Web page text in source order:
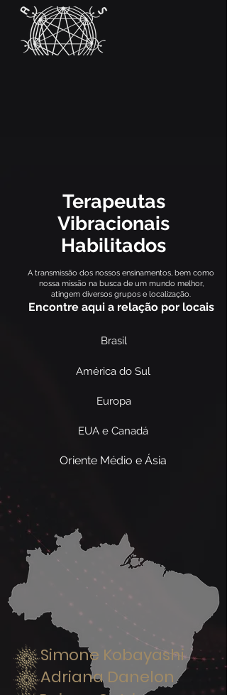
Terapeutas
Vibracionais
Habilitados
A transmissão dos nossos ensinamentos, bem como
nossa missão na busca de um mundo melhor,
atingem diversos grupos e localização.
Encontre aqui a relação por locais
Brasil
América do Sul
Europa
EUA e Canadá
Oriente Médio e Ásia
Adriana Danelon
Simone Kobayashi